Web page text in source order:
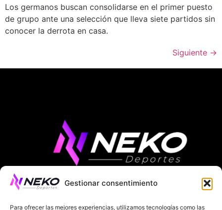
Gestionar consentimiento
Para ofrecer las mejores experiencias, utilizamos tecnologías como las
Los germanos buscan consolidarse en el primer puesto
de grupo ante una selección que lleva siete partidos sin
conocer la derrota en casa.
Siguiente →
ÚLTIMAS NOTICIAS COMPETICIONES EUROPEAS